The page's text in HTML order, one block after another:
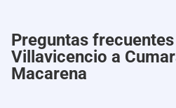
Preguntas
Villavicencio a
Macarena